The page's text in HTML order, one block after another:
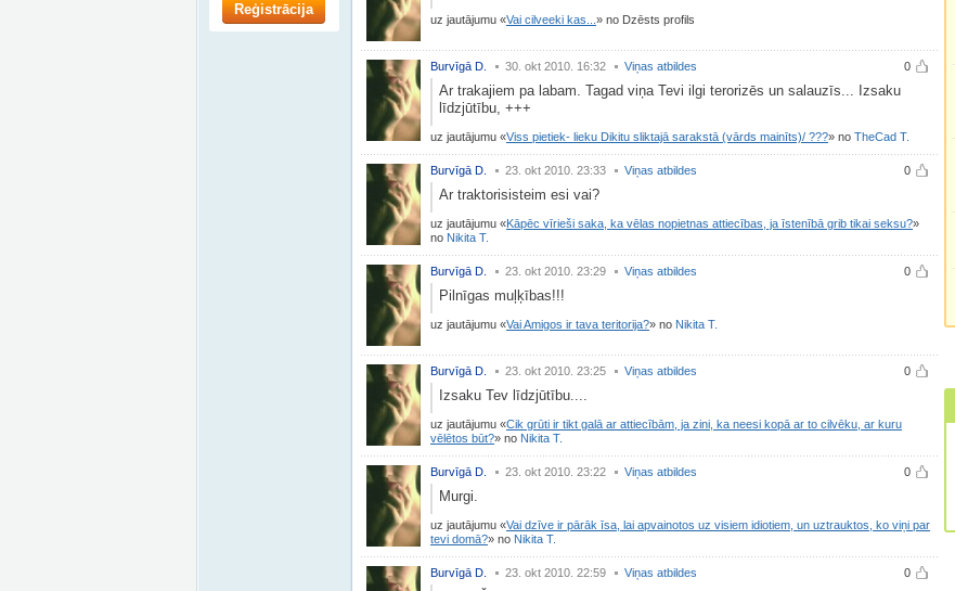
uz jautājumu Vai cilveeki kas... no Dzēsts profils
0
Burvīgā D. 30. okt 2010. 16:32 Viņas atbildes
Ar trakajiem pa labam. Tagad viņa Tevi ilgi terorizēs un salauzīs... Izsaku
līdzjūtību, +++
uz jautājumu Viss pietiek- lieku Dikitu sliktajā sarakstā (vārds mainīts)/ ??? no TheCad T.
0
Burvīgā D. 23. okt 2010. 23:33 Viņas atbildes
Ar traktorisisteim esi vai?
uz jautājumu
Kāpēc vīrieši saka, ka vēlas nopietnas attiecības, ja īstenībā grib tikai seksu?
no Nikita T.
0
Burvīgā D. 23. okt 2010. 23:29 Viņas atbildes
Pilnīgas muļķības!!!
uz jautājumu Vai Amigos ir tava teritorija? no Nikita T.
0
Burvīgā D. 23. okt 2010. 23:25 Viņas atbildes
Izsaku Tev līdzjūtību....
uz jautājumu
Cik grūti ir tikt galā ar attiecībām, ja zini, ka neesi kopā ar to cilvēku, ar kuru
vēlētos būt?
no Nikita T.
0
Burvīgā D. 23. okt 2010. 23:22 Viņas atbildes
Murgi.
uz jautājumu
Vai dzīve ir pārāk īsa, lai apvainotos uz visiem idiotiem, un uztrauktos, ko viņi par
tevi domā?
no Nikita T.
0
Burvīgā D. 23. okt 2010. 22:59 Viņas atbildes
Reģistrācija